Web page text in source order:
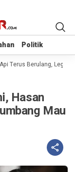
Politik
Politik
Terus Berulang,
Hasan
Mau